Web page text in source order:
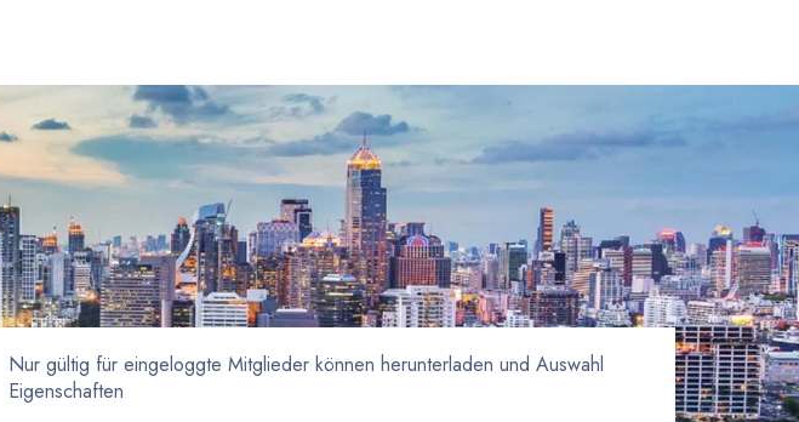
Nur gültig für eingeloggte Mitglieder können herunterladen und Auswahl
Eigenschaften